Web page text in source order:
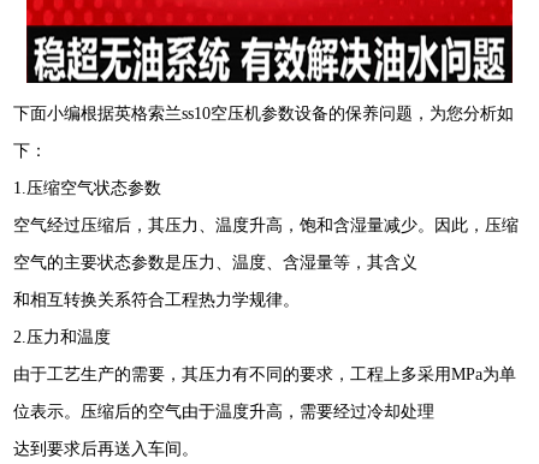
下面小编根据英格索兰ss10空压机参数设备的保养问题，为您分析如
下：
1.压缩空气状态参数
空气经过压缩后，其压力、温度升高，饱和含湿量减少。因此，压缩
空气的主要状态参数是压力、温度、含湿量等，其含义
和相互转换关系符合工程热力学规律。
2.压力和温度
由于工艺生产的需要，其压力有不同的要求，工程上多采用MPa为单
位表示。压缩后的空气由于温度升高，需要经过冷却处理
达到要求后再送入车间。